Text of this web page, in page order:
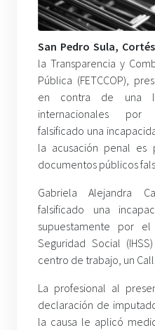
San Pedro Sula,
la Transparencia y
Pública (FETCCOP),
en contra de una
internacionales por
falsificado una
la acusación penal
documentos públicos
Gabriela Alejandra
falsificado una
supuestamente por
Seguridad Social
centro de trabajo, un Call
La profesional al
declaración de
la causa le aplicó